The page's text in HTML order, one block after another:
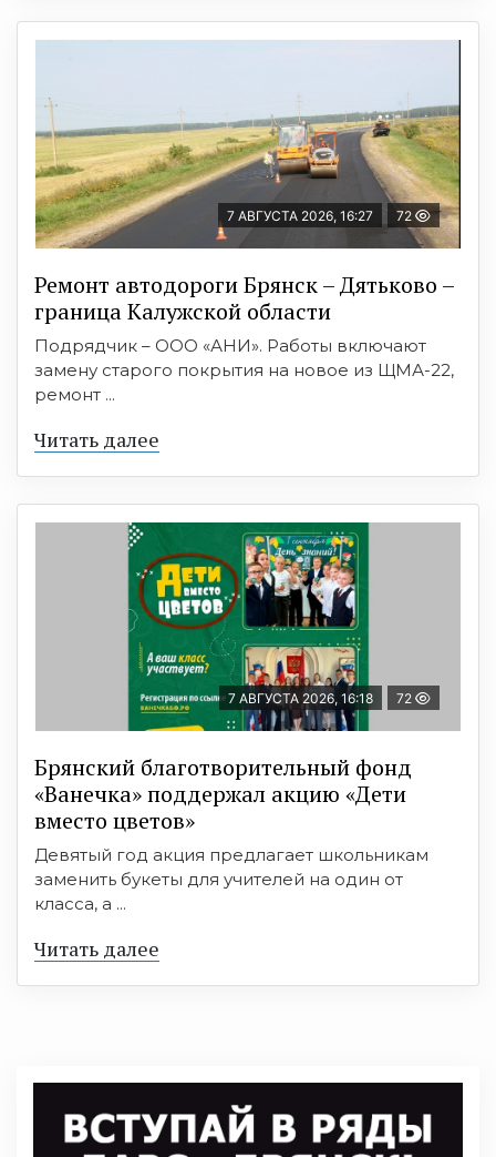
7 АВГУСТА 2026, 16:27 72
Ремонт автодороги Брянск – Дятьково –
граница Калужской области
Подрядчик – ООО «АНИ». Работы включают
замену старого покрытия на новое из ЩМА-22,
ремонт ...
Читать далее
7 АВГУСТА 2026, 16:18 72
Брянский благотворительный фонд
«Ванечка» поддержал акцию «Дети
вместо цветов»
Девятый год акция предлагает школьникам
заменить букеты для учителей на один от
класса, а ...
Читать далее